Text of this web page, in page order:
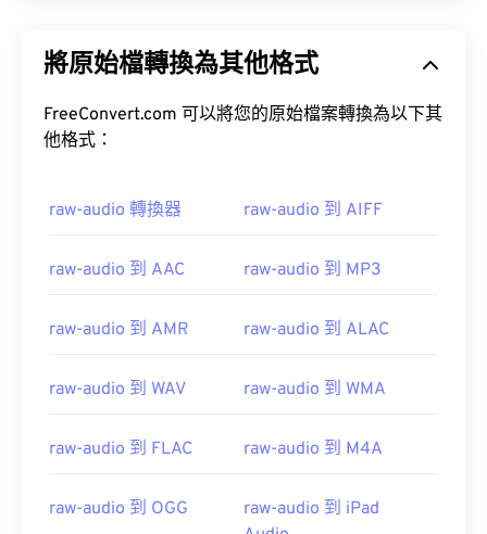
將原始檔轉換為其他格式
FreeConvert.com 可以將您的原始檔案轉換為以下其
他格式：
raw-audio 轉換器 raw-audio 到 AIFF
raw-audio 到 AAC raw-audio 到 MP3
raw-audio 到 AMR raw-audio 到 ALAC
raw-audio 到 WAV raw-audio 到 WMA
raw-audio 到 FLAC raw-audio 到 M4A
raw-audio 到 OGG
raw-audio 到 iPad